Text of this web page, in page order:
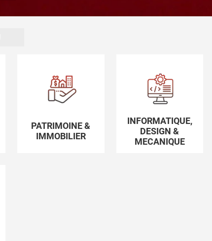
PATRIMOINE &
IMMOBILIER
INFORMATIQUE,
DESIGN &
MECANIQUE